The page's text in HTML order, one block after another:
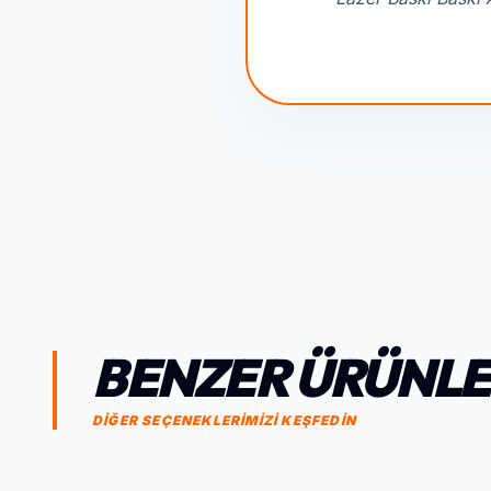
BENZER
DİĞER SEÇENEKLERİMİZİ KEŞFEDİN